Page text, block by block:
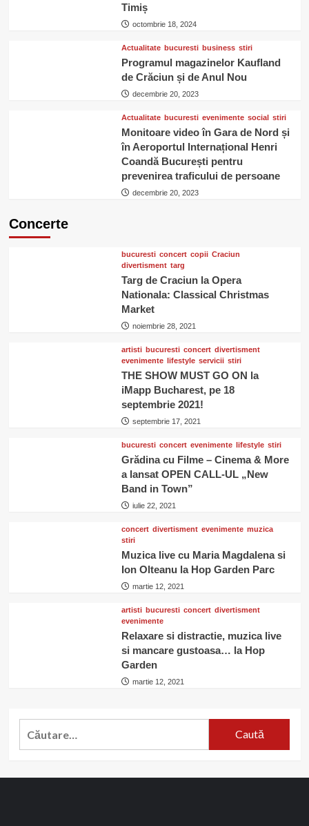
Timiș
octombrie 18, 2024
Actualitate bucuresti business stiri
Programul magazinelor Kaufland
de Crăciun și de Anul Nou
decembrie 20, 2023
Actualitate bucuresti evenimente social stiri
Monitoare video în Gara de Nord și
în Aeroportul Internațional Henri
Coandă București pentru
prevenirea traficului de persoane
decembrie 20, 2023
Concerte
bucuresti concert copii Craciun
divertisment targ
Targ de Craciun la Opera
Nationala: Classical Christmas
Market
noiembrie 28, 2021
artisti bucuresti concert divertisment
evenimente lifestyle servicii stiri
THE SHOW MUST GO ON la
iMapp Bucharest, pe 18
septembrie 2021!
septembrie 17, 2021
bucuresti concert evenimente lifestyle stiri
Grădina cu Filme – Cinema & More
a lansat OPEN CALL-UL „New
Band in Town”
iulie 22, 2021
concert divertisment evenimente muzica
stiri
Muzica live cu Maria Magdalena si
Ion Olteanu la Hop Garden Parc
martie 12, 2021
artisti bucuresti concert divertisment
evenimente
Relaxare si distractie, muzica live
si mancare gustoasa… la Hop
Garden
martie 12, 2021